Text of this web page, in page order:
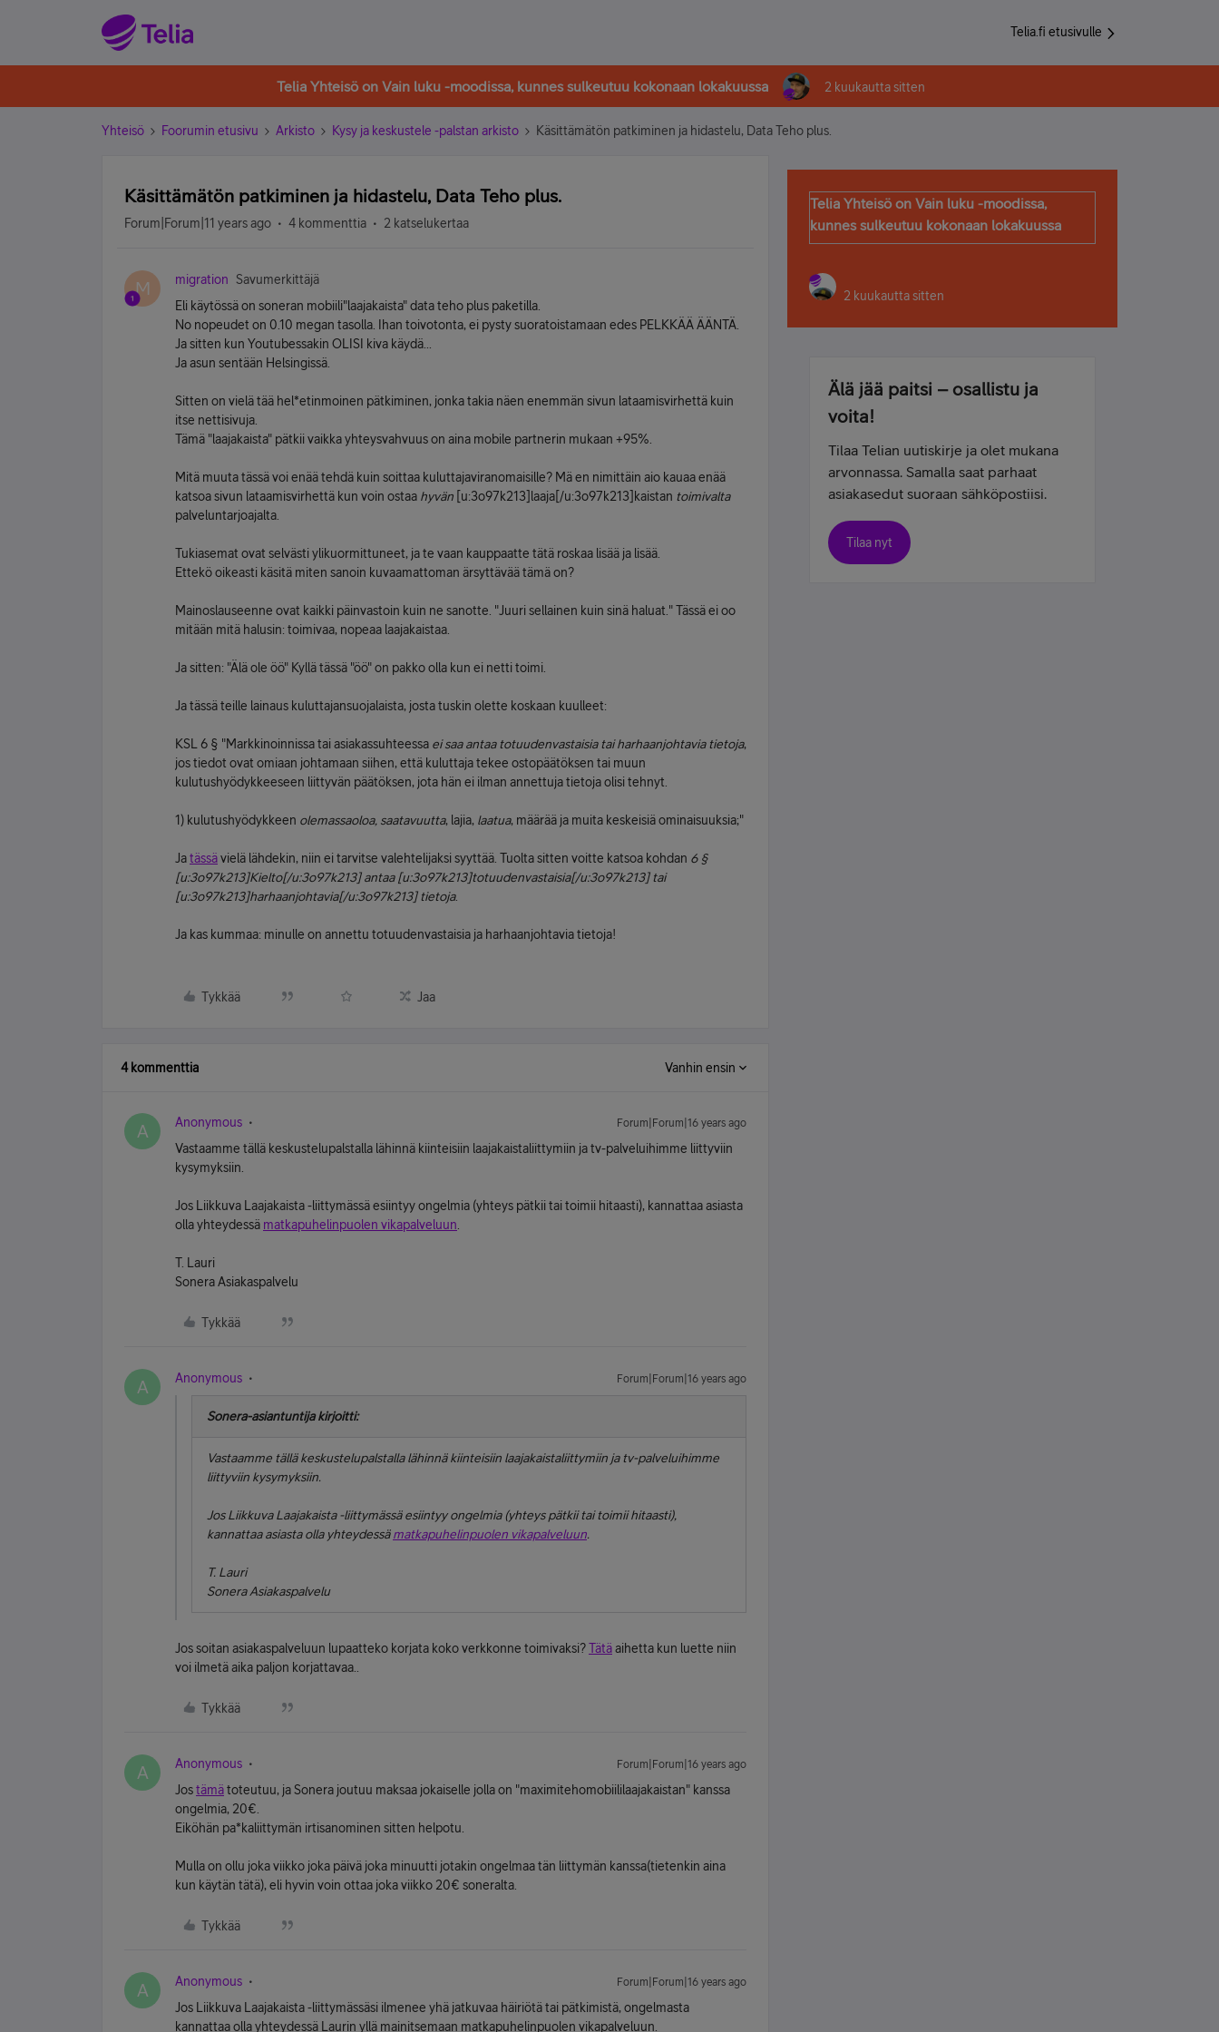
Telia.fi etusivulle
Telia Yhteisö on Vain luku -moodissa, kunnes sulkeutuu kokonaan lokakuussa 2 kuukautta sitten
Yhteisö Foorumin etusivu Arkisto Kysy ja keskustele -palstan arkisto Käsittämätön patkiminen ja hidastelu, Data Teho plus.
Käsittämätön patkiminen ja hidastelu, Data Teho plus.
Forum|Forum|11 years ago 4 kommenttia 2 katselukertaa
M migration
Savumerkittäjä
Eli käytössä on soneran mobiili"laajakaista" data teho plus paketilla.
No nopeudet on 0.10 megan tasolla. Ihan toivotonta, ei pysty suoratoistamaan edes PELKKÄÄ ÄÄNTÄ.
Ja sitten kun Youtubessakin OLISI kiva käydä...
Ja asun sentään Helsingissä.
Sitten on vielä tää hel*etinmoinen pätkiminen, jonka takia näen enemmän sivun lataamisvirhettä kuin
itse nettisivuja.
Tämä "laajakaista" pätkii vaikka yhteysvahvuus on aina mobile partnerin mukaan +95%.
Mitä muuta tässä voi enää tehdä kuin soittaa kuluttajaviranomaisille? Mä en nimittäin aio kauaa enää
katsoa sivun lataamisvirhettä kun voin ostaa hyvän [u:3o97k213]laaja[/u:3o97k213]kaistan toimivalta
palveluntarjoajalta.
Tukiasemat ovat selvästi ylikuormittuneet, ja te vaan kauppaatte tätä roskaa lisää ja lisää.
Ettekö oikeasti käsitä miten sanoin kuvaamattoman ärsyttävää tämä on?
Mainoslauseenne ovat kaikki päinvastoin kuin ne sanotte. "Juuri sellainen kuin sinä haluat." Tässä ei oo
mitään mitä halusin: toimivaa, nopeaa laajakaistaa.
Ja sitten: "Älä ole öö" Kyllä tässä "öö" on pakko olla kun ei netti toimi.
Ja tässä teille lainaus kuluttajansuojalaista, josta tuskin olette koskaan kuulleet:
KSL 6 § "Markkinoinnissa tai asiakassuhteessa ei saa antaa totuudenvastaisia tai harhaanjohtavia tietoja,
jos tiedot ovat omiaan johtamaan siihen, että kuluttaja tekee ostopäätöksen tai muun
kulutushyödykkeeseen liittyvän päätöksen, jota hän ei ilman annettuja tietoja olisi tehnyt.
1) kulutushyödykkeen olemassaoloa, saatavuutta, lajia, laatua, määrää ja muita keskeisiä ominaisuuksia;"
Jatässävielä lähdekin, niin ei tarvitse valehtelijaksi syyttää. Tuolta sitten voitte katsoa kohdan 6 §
[u:3o97k213]Kielto[/u:3o97k213] antaa [u:3o97k213]totuudenvastaisia[/u:3o97k213] tai
[u:3o97k213]harhaanjohtavia[/u:3o97k213] tietoja.
Ja kas kummaa: minulle on annettu totuudenvastaisia ja harhaanjohtavia tietoja!
Tykkää Jaa
4 kommenttia Vanhin ensin
A Anonymous Forum|Forum|16 years ago
Vastaamme tällä keskustelupalstalla lähinnä kiinteisiin laajakaistaliittymiin ja tv-palveluihimme liittyviin
kysymyksiin.
Jos Liikkuva Laajakaista -liittymässä esiintyy ongelmia (yhteys pätkii tai toimii hitaasti), kannattaa asiasta
olla yhteydessä matkapuhelinpuolen vikapalveluun
T. Lauri
Sonera Asiakaspalvelu
Tykkää
A Anonymous Forum|Forum|16 years ago
Sonera-asiantuntija kirjoitti:
Vastaamme tällä keskustelupalstalla lähinnä kiinteisiin laajakaistaliittymiin ja tv-palveluihimme
liittyviin kysymyksiin.
Jos Liikkuva Laajakaista -liittymässä esiintyy ongelmia (yhteys pätkii tai toimii hitaasti),
kannattaa asiasta olla yhteydessämatkapuhelinpuolen vikapalveluun.
T. Lauri
Sonera Asiakaspalvelu
Jos soitan asiakaspalveluun lupaatteko korjata koko verkkonne toimivaksi?Tätäaihetta kun luette niin
voi ilmetä aika paljon korjattavaa..
Tykkää
A Anonymous Forum|Forum|16 years ago
Jostämätoteutuu, ja Sonera joutuu maksaa jokaiselle jolla on "maximitehomobiililaajakaistan" kanssa
ongelmia, 20€.
Eiköhän pa*kaliittymän irtisanominen sitten helpotu.
Mulla on ollu joka viikko joka päivä joka minuutti jotakin ongelmaa tän liittymän kanssa(tietenkin aina
kun käytän tätä), eli hyvin voin ottaa joka viikko 20€ soneralta.
Tykkää
A Anonymous Forum|Forum|16 years ago
Jos Liikkuva Laajakaista -liittymässäsi ilmenee yhä jatkuvaa häiriötä tai pätkimistä, ongelmasta
kannattaa olla yhteydessä Laurin yllä mainitsemaan matkapuhelinpuolen vikapalveluun.
Telia Yhteisö on Vain luku -moodissa,
kunnes sulkeutuu kokonaan lokakuussa
2 kuukautta sitten
Älä jää paitsi – osallistu ja
voita!
Tilaa Telian uutiskirje ja olet mukana
arvonnassa. Samalla saat parhaat
asiakasedut suoraan sähköpostiisi.
Tilaa nyt